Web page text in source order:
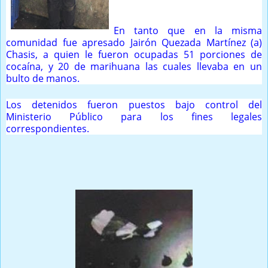
En tanto que en la misma
comunidad fue apresado Jairón Quezada Martínez (a)
Chasis, a quien le fueron ocupadas 51 porciones de
cocaína, y 20 de marihuana las cuales llevaba en un
bulto de manos.
Los detenidos fueron puestos bajo control del
Ministerio Público para los fines legales
correspondientes.